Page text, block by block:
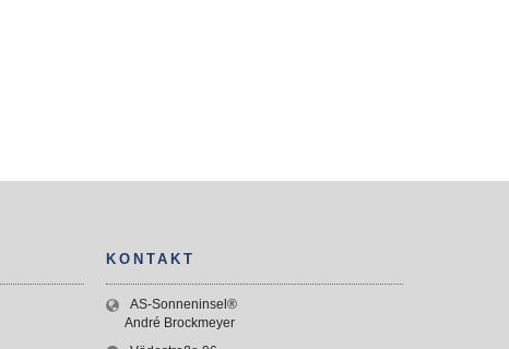
KONTAKT
AS-Sonneninsel®
André Brockmeyer